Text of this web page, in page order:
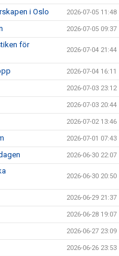
i Oslo 2026-07-05 11:48
2026-07-05 09:37
för
2026-07-04 21:44
2026-07-04 16:11
2026-07-03 23:12
2026-07-03 20:44
2026-07-02 13:46
2026-07-01 07:43
2026-06-30 22:07
2026-06-30 20:50
2026-06-29 21:37
2026-06-28 19:07
2026-06-27 23:09
2026-06-26 23:53